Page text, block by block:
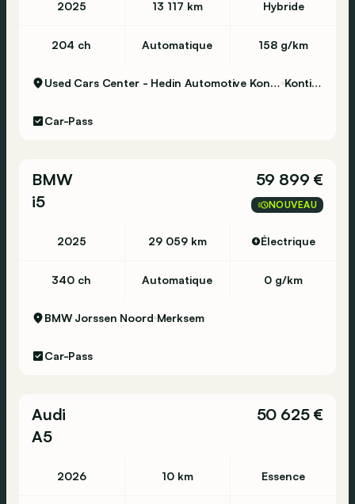
2025 13 117 km Hybride
204 ch Automatique 158 g/km
Used Cars Center - Hedin Automotive Kontich Kontich
Car-Pass
BMW
i5
59 899 €
NOUVEAU
2025 29 059 km Électrique
340 ch Automatique 0 g/km
BMW Jorssen Noord Merksem
Car-Pass
Audi
A5
50 625 €
2026 10 km Essence